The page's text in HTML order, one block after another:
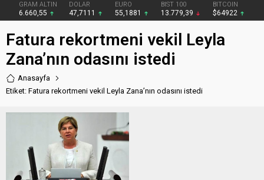
GRAM ALTIN
6.660,55
DOLAR
47,7111
EURO
55,1881
BIST 100
13.779,39
BITCOIN
$64922
Fatura rekortmeni vekil Leyla
Zana’nın odasını istedi
Anasayfa
Etiket: Fatura rekortmeni vekil Leyla Zana’nın odasını istedi